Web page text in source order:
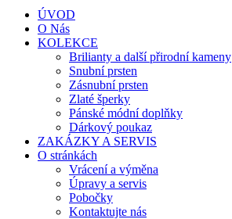
ÚVOD
O Nás
KOLEKCE
Brilianty a další přirodní kameny
Snubní prsten
Zásnubní prsten
Zlaté šperky
Pánské módní doplňky
Dárkový poukaz
ZAKÁZKY A SERVIS
O stránkách
Vrácení a výměna
Úpravy a servis
Pobočky
Kontaktujte nás